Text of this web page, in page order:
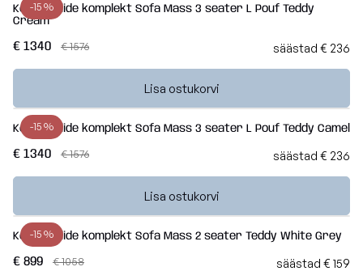
-15 %
Kott-toolide komplekt Sofa Mass 3 seater L Pouf Teddy
Cream
€ 1340 € 1576 säästad € 236
Lisa ostukorvi
-15 %
Kott-toolide komplekt Sofa Mass 3 seater L Pouf Teddy Camel
€ 1340 € 1576 säästad € 236
Lisa ostukorvi
-15 %
Kott-toolide komplekt Sofa Mass 2 seater Teddy White Grey
€ 899 € 1058 säästad € 159